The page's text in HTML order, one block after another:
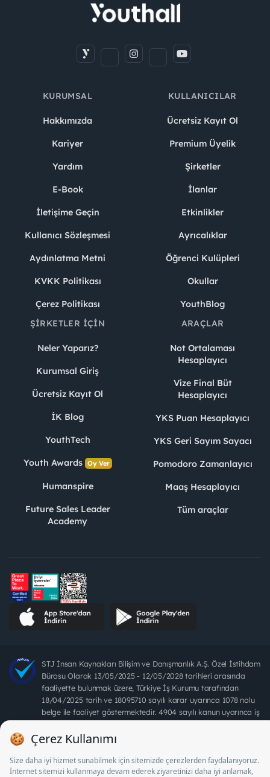
KURUMSAL
Hakkımızda
Kariyer
Yardım
E-Book
İletişime Geçin
Kullanıcı Sözleşmesi
Aydınlatma Metni
KVKK Politikası
Çerez Politikası
KULLANICILAR
Ücretsiz Kayıt Ol
Premium Üyelik
Şirketler
İlanlar
Etkinlikler
Ayrıcalıklar
Öğrenci Kulüpleri
Okullar
YouthBlog
ŞIRKETLER İÇIN
Neler Yaparız?
Kurumsal Giriş
Ücretsiz Kayıt Ol
İK Blog
YouthTech
Youth Awards Oy Ver
Humanspire
Future Sales Leader
Academy
ARAÇLAR
Not Ortalaması
Hesaplayıcı
Vize Final Büt
Hesaplayıcı
YKS Puan Hesaplayıcı
YKS Geri Sayım Sayacı
Pomodoro Zamanlayıcı
Maaş Hesaplayıcı
Tüm araçlar
STJ İnsan Kaynakları Bilişim ve Danışmanlık A.Ş. Özel İstihdam
Bürosu Olarak 13/05/2025 - 12/05/2028 tarihleri arasında
faaliyette bulunmak üzere, Türkiye İş Kurumu tarafından
18/04/2025 tarih ve 18095710 sayılı karar uyarınca 1078 nolu
belge ile faaliyet göstermektedir. 4904 sayılı kanun uyarınca iş